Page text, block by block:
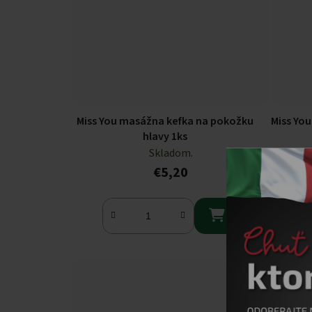
Miss You masážna kefka na pokožku
hlavy 1ks
Skladom.
€5,20

Miss